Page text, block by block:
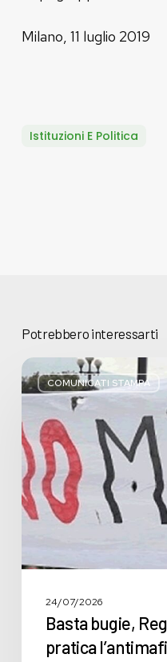
Milano, 11 luglio 2019
Istituzioni E Politica
Potrebbero interessarti
COMUNICATI STAMPA
Basta
bugie,
Regione
Lombardia
pratica
l’antimafia
solo
a
parole
24/07/2026
Basta bugie,
pratica